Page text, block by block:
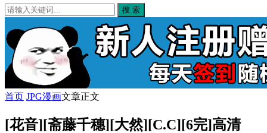
搜 索
首页 JPG漫画文章正文
[花音][斋藤千穗][大然][C.C][6完]高清